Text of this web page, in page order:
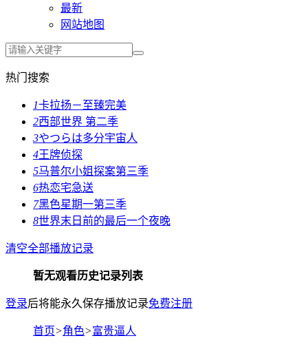
最新
网站地图
热门搜索
1卡拉扬－至臻完美
2西部世界 第二季
3やつらは多分宇宙人
4王牌侦探
5马普尔小姐探案第三季
6热恋宅急送
7黑色星期一第三季
8世界末日前的最后一个夜晚
清空全部播放记录
暂无观看历史记录列表
登录后将能永久保存播放记录免费注册
首页>角色>富贵逼人